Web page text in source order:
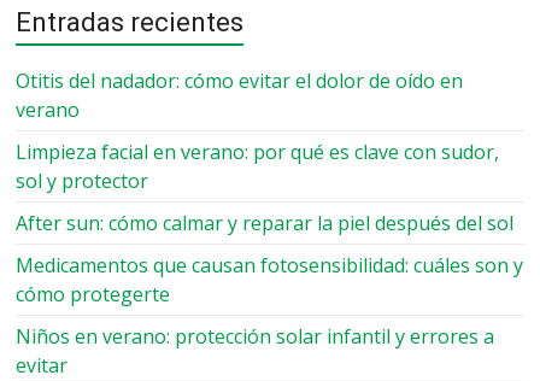
Entradas recientes
Otitis del nadador: cómo evitar el dolor de oído en
verano
Limpieza facial en verano: por qué es clave con sudor,
sol y protector
After sun: cómo calmar y reparar la piel después del sol
Medicamentos que causan fotosensibilidad: cuáles son y
cómo protegerte
Niños en verano: protección solar infantil y errores a
evitar